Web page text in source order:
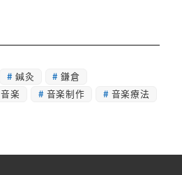
鍼灸
鎌倉
音楽 音楽制作
音楽療法